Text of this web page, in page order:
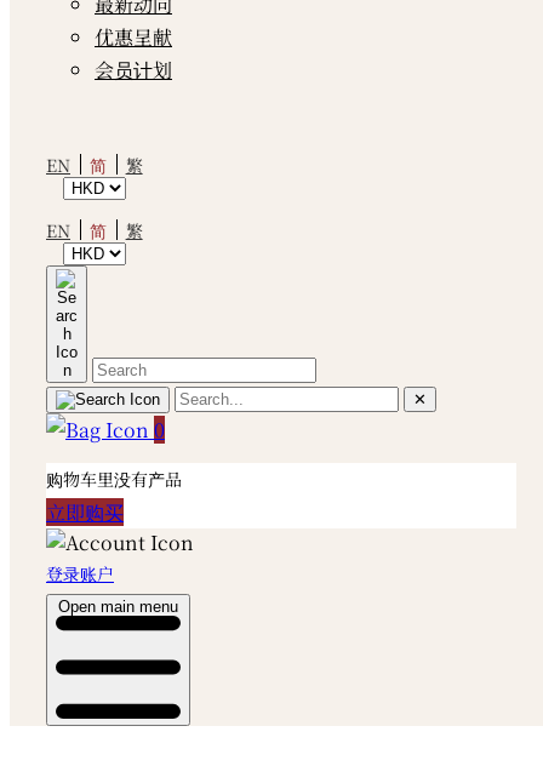
优惠呈献
会员计划
EN 简 繁
EN 简 繁
✕
0
购物车里没有产品
立即购买
登录账户
Open main menu